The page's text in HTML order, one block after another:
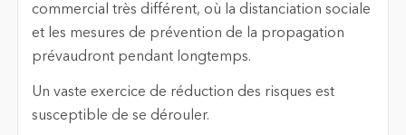
commercial très différent, où la distanciation sociale
et les mesures de prévention de la propagation
prévaudront pendant longtemps.
Un vaste exercice de réduction des risques est
susceptible de se dérouler.